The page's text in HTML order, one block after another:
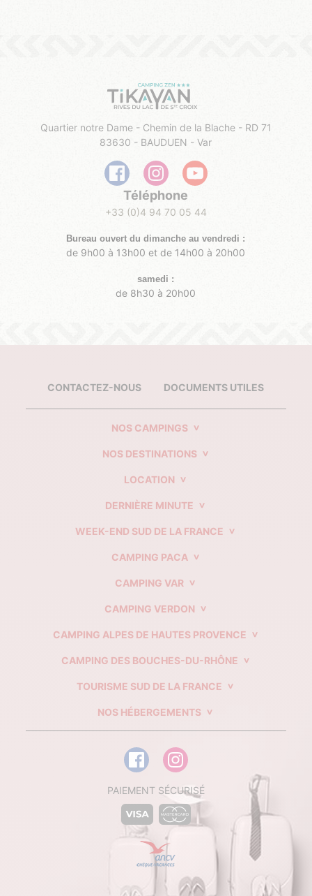
Quartier notre Dame - Chemin de la Blache - RD 71
83630 - BAUDUEN - Var
Téléphone
+33 (0)4 94 70 05 44
Bureau ouvert du dimanche au vendredi :
de 9h00 à 13h00 et de 14h00 à 20h00
samedi :
de 8h30 à 20h00
CONTACTEZ-NOUS DOCUMENTS UTILES
NOS CAMPINGS
NOS DESTINATIONS
LOCATION
DERNIÈRE MINUTE
WEEK-END SUD DE LA FRANCE
CAMPING PACA
CAMPING VAR
CAMPING VERDON
CAMPING ALPES DE HAUTES PROVENCE
CAMPING DES BOUCHES-DU-RHÔNE
TOURISME SUD DE LA FRANCE
NOS HÉBERGEMENTS
PAIEMENT SÉCURISÉ